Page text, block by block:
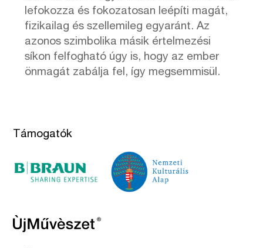
lefokozza és fokozatosan leépíti magát,
fizikailag és szellemileg egyaránt. Az
azonos szimbolika másik értelmezési
síkon felfogható úgy is, hogy az ember
önmagát zabálja fel, így megsemmisül.
Támogatók